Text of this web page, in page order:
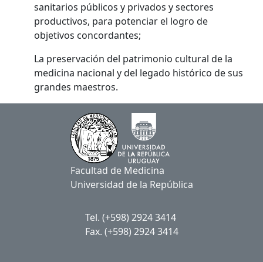
sanitarios públicos y privados y sectores
productivos, para potenciar el logro de
objetivos concordantes;
La preservación del patrimonio cultural de la
medicina nacional y del legado histórico de sus
grandes maestros.
Facultad de Medicina
Universidad de la República
Tel. (+598) 2924 3414
Fax. (+598) 2924 3414